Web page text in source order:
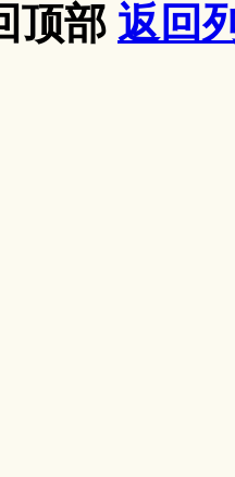
顶部 返回